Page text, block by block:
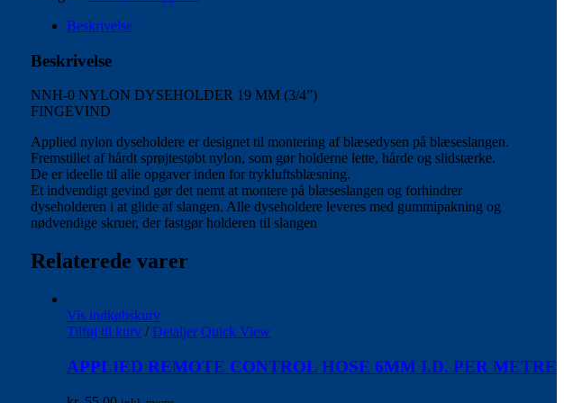
HOLDER
antal
Beskrivelse
Beskrivelse
NNH-0 NYLON DYSEHOLDER 19 MM (3/4”)
FINGEVIND
Applied nylon dyseholdere er designet til montering af blæsedysen på blæseslangen.
Fremstillet af hårdt sprøjtestøbt nylon, som gør holderne lette, hårde og slidstærke.
De er ideelle til alle opgaver inden for trykluftsblæsning.
Et indvendigt gevind gør det nemt at montere på blæseslangen og forhindrer
dyseholderen i at glide af slangen. Alle dyseholdere leveres med gummipakning og
nødvendige skruer, der fastgør holderen til slangen
Relaterede varer
Vis indkøbskurv
Tilføj til kurv / Detaljer Quick View
APPLIED REMOTE CONTROL HOSE 6MM I.D. PER METRE